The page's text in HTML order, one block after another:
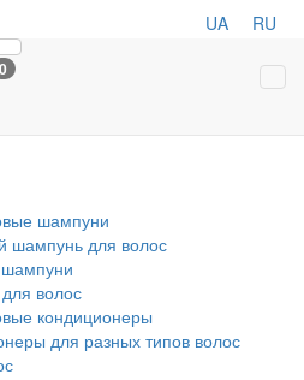
UA RU
0
шампуни
шампунь для волос
волос
кондиционеры
для разных типов волос